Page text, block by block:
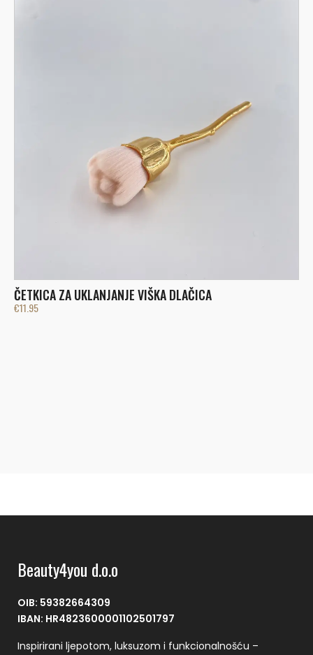
ČETKICA ZA UKLANJANJE VIŠKA DLAČICA
€11.95
Beauty4you d.o.o
OIB: 59382664309
IBAN: HR4823600001102501797
Inspirirani ljepotom, luksuzom i funkcionalnošću –